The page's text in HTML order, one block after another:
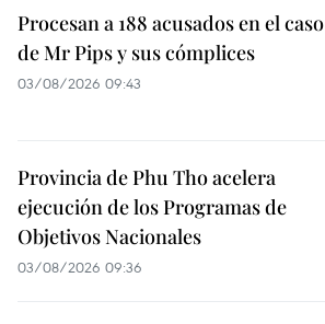
Procesan a 188 acusados en el caso
de Mr Pips y sus cómplices
03/08/2026 09:43
Provincia de Phu Tho acelera
ejecución de los Programas de
Objetivos Nacionales
03/08/2026 09:36